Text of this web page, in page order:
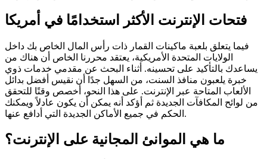
فتحات الإنترنت الأكثر استخدامًا في أمريكا
فيما يتعلق بلعبة ماكينات القمار ذات رأس المال الخاص بك داخل
الولايات المتحدة الأمريكية، يعتقد محررنا الخاص أن هناك من
يساعدك بالتأكيد على تحسينه. أثناء البحث عن مقدمي خدمات ذوي
خبرة يلعبون منافذ السنت، من السهل جدًا أن نقيس أفضل بدائل
الألعاب المتاحة عبر الإنترنت. على هذا النحو، أخصص وقتًا للتحقق
من لوائح المكافآت الجديدة ثم أؤكد أنه يمكن أن يكون عادلاً ويمكنك
الحكم في جميع الأماكن الجديدة التي أدافع عنها.
ما هي الموانئ المجانية على الإنترنت؟